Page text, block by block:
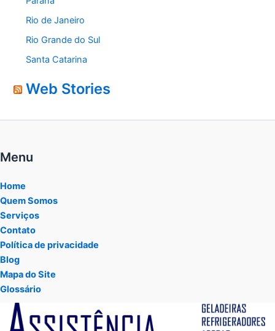
Rio de Janeiro
Rio Grande do Sul
Santa Catarina
Web Stories
Menu
Home
Quem Somos
Serviços
Contato
Política de privacidade
Blog
Mapa do Site
Glossário
Tocador